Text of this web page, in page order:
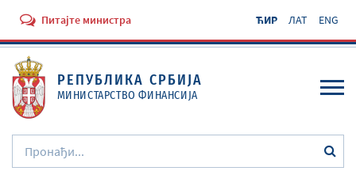
Питајте министра ЋИР ЛАТ ENG
РЕПУБЛИКА СРБИЈА
МИНИСТАРСТВО ФИНАНСИЈА